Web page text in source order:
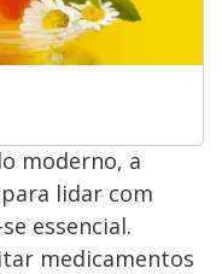
moderno, a
lidar com
essencial.
medicamentos